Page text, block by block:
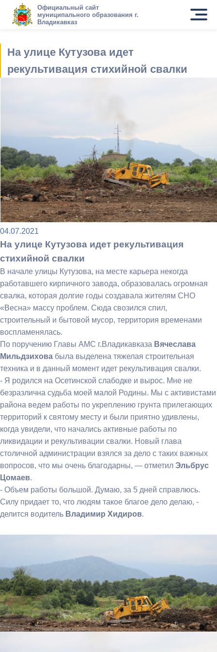
Официальный сайт
муниципального образования г.
Владикавказ
На улице Кутузова идет
рекультивация стихийной свалки
04.07.2021
На улице Кутузова идет рекультивация
стихийной свалки
В начале улицы Кутузова, на месте карьера некогда
работавшего кирпичного завода, образовалась огромная
свалка, которая долгие годы создавала жителям СНО
«Весна» массу проблем. Сюда свозился спил,
строительный и бытовой мусор, территория временами
воспламенялась.
По поручению Главы АМС г.Владикавказа Вячеслава
Мильдзихова была выделена тяжелая строительная
техника и в данный момент идет рекультивация свалки.
- Я родился на Осетинской слабодке и вырос. Мне не
безразлична судьба моей малой Родины. Мы с активистами
района ведем работы по укреплению грунта прилегающих
территорий к святому месту и были приятно удивлены,
когда увидели, что начались активные работы по
ликвидации и рекультивации свалки. Новый глава
столичной администрации взялся за дело с таких важных
вопросов, что мы очень благодарны, — отметил Эльбрус
Цомаев.
- Объем работы большой. Думаю, за 5 дней справлюсь.
Силу придает то, что людям такое благое дело делаю, -
делится водитель Владимир Хидиров.